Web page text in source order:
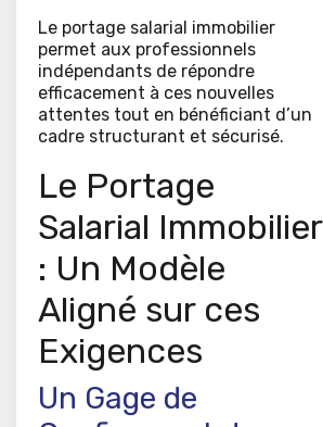
Le portage salarial immobilier
permet aux professionnels
indépendants de répondre
efficacement à ces nouvelles
attentes tout en bénéficiant d’un
cadre structurant et sécurisé.
Le Portage
Salarial Immobilier
: Un Modèle
Aligné sur ces
Exigences
Un Gage de